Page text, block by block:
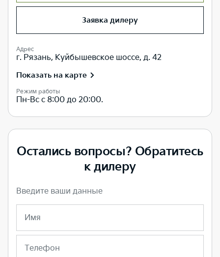
Заявка дилеру
Адрес
г. Рязань, Куйбышевское шоссе, д. 42
Показать на карте
Режим работы
Пн-Вс с 8:00 до 20:00.
Остались вопросы? Обратитесь
к дилеру
Введите ваши данные
Имя
Телефон